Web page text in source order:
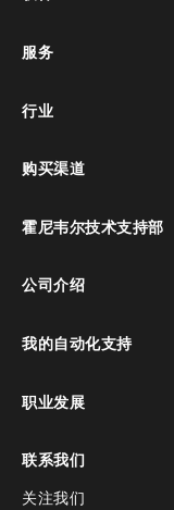
服务
行业
购买渠道
霍尼韦尔技术支持部
公司介绍
我的自动化支持
职业发展
联系我们
toggle view
关注我们